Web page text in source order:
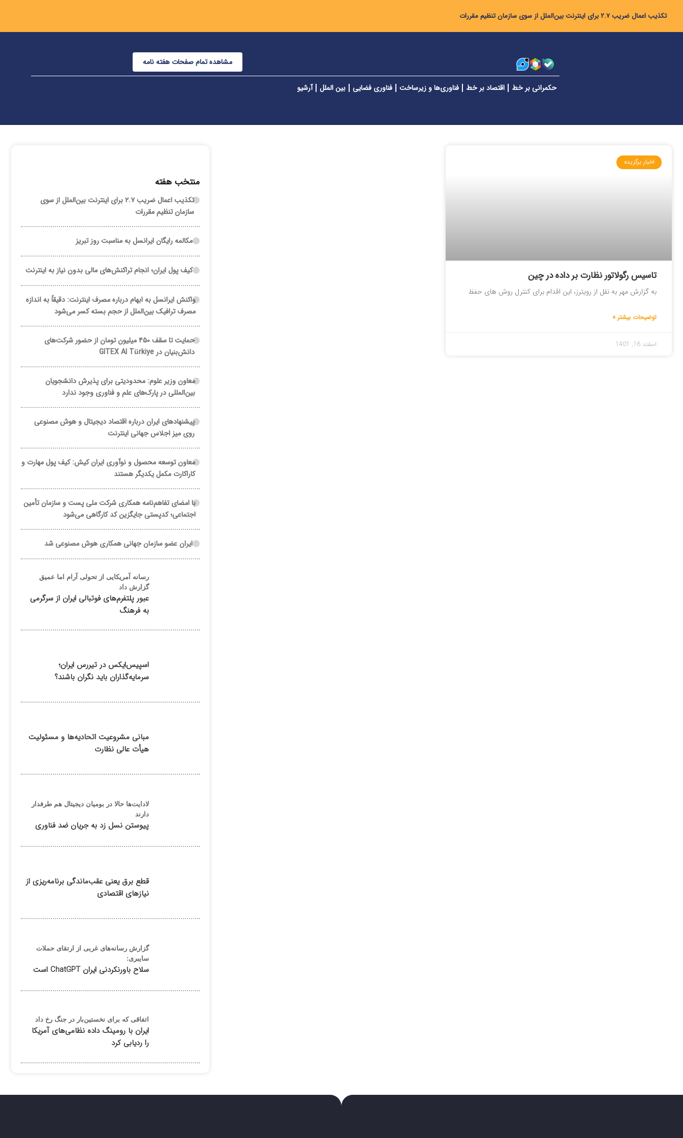
تکذیب اعمال ضریب ۲.۷ برای اینترنت بین‌الملل از سوی سازمان تنظیم مقررات
مشاهده تمام صفحات هفته نامه
حکمرانی بر خط اقتصاد بر خط فناوری‌ها و زیرساخت فناوری فضایی بین الملل آرشیو
اخبار برگزیده
تاسیس رگولاتور نظارت بر داده در چین
به گزارش مهر به نقل از رویترز، این اقدام برای کنترل روش های حفظ
توضیحات بیشتر »
اسفند 16, 1401
منتخب هفته
تکذیب اعمال ضریب ۲.۷ برای اینترنت بین‌الملل از سوی
سازمان تنظیم مقررات
مکالمه رایگان ایرانسل به مناسبت روز تبریز
کیف پول ایران؛ انجام تراکنش‌های مالی بدون نیاز به اینترنت
واکنش ایرانسل به ابهام درباره مصرف اینترنت: دقیقاً به اندازه
مصرف ترافیک بین‌الملل از حجم بسته کسر می‌شود
حمایت تا سقف ۴۵۰ میلیون تومان از حضور شرکت‌های
دانش‌بنیان در GITEX AI Türkiye
معاون وزیر علوم: محدودیتی برای پذیرش دانشجویان
بین‌المللی در پارک‌های علم و فناوری وجود ندارد
پیشنهادهای ایران درباره اقتصاد دیجیتال و هوش مصنوعی
روی میز اجلاس جهانی اینترنت
معاون توسعه محصول و نوآوری ایران کیش: کیف پول مهارت و
کاراکارت مکمل یکدیگر هستند
با امضای تفاهم‌نامه همکاری شرکت ملی پست و سازمان تأمین
اجتماعی؛ کدپستی جایگزین کد کارگاهی می‌شود
ایران عضو سازمان جهانی همکاری هوش مصنوعی شد
رسانه آمریکایی از تحولی آرام اما عمیق
گزارش داد
عبور پلتفرم‌های فوتبالی ایران از سرگرمی
به فرهنگ
اسپیس‌ایکس در تیررس ایران؛
سرمایه‌گذاران باید نگران باشند؟
مبانی مشروعیت اتحادیه‌ها و مسئولیت
هیأت عالی نظارت
لادایت‌ها حالا در بومیان دیجیتال هم طرفدار
دارند
پیوستن نسل زد به جریان ضد فناوری
قطع برق یعنی عقب‌ماندگی برنامه‌ریزی از
نیازهای اقتصادی
گزارش رسانه‌های غربی از ارتقای حملات
سایبری:
سلاح باورنکردنی ایران ChatGPT است
اتفاقی که برای نخستین‌بار در جنگ رخ داد
ایران با رومینگ داده نظامی‌های آمریکا
را ردیابی کرد